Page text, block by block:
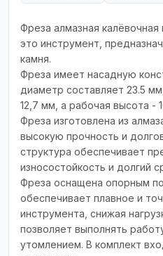
Фреза алмазная
это инструмент,
камня.
Фреза имеет насадную
диаметр составляет 23.5
12,7 мм, а рабочая высота -
Фреза изготовлена из
высокую прочность и
структура обеспечивает
износостойкость и долгий
Фреза оснащена опорным
обеспечивает плавное и
инструмента, снижая
позволяет выполнять
утомлением. В комплект